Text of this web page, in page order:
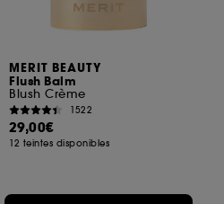
MERIT BEAUTY
Flush Balm
Blush Crème
1522
29,00€
12 teintes disponibles